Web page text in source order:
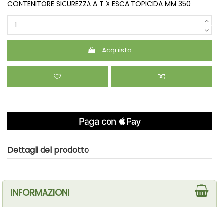
CONTENITORE SICUREZZA A T X ESCA TOPICIDA MM 350
Acquista
Dettagli del prodotto
INFORMAZIONI